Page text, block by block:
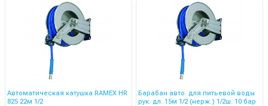
Автоматическая катушка RAMEX HR
825 22м 1/2
Барабан авто. для питьевой воды
рук. дл. 15м 1/2 (нерж.) 1/2ш. 10 бар